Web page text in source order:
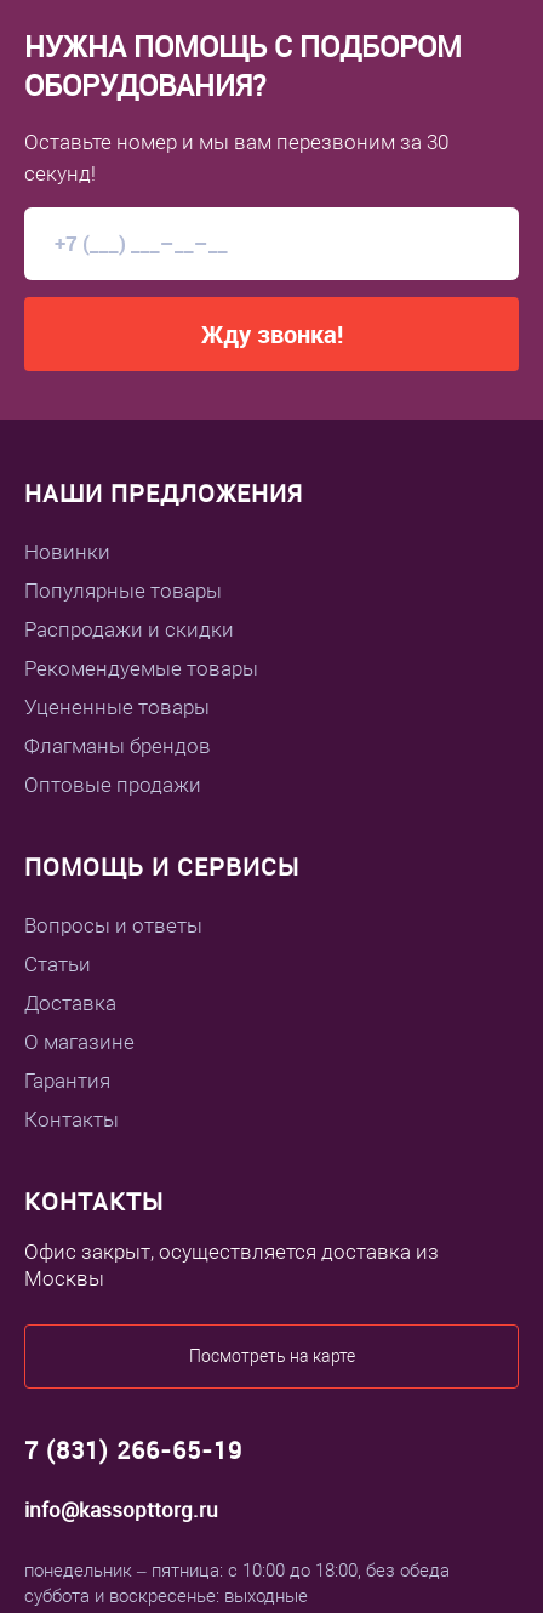
НУЖНА ПОМОЩЬ С ПОДБОРОМ
ОБОРУДОВАНИЯ?
Оставьте номер и мы вам перезвоним за 30
секунд!
Жду звонка!
НАШИ ПРЕДЛОЖЕНИЯ
Новинки
Популярные товары
Распродажи и скидки
Рекомендуемые товары
Уцененные товары
Флагманы брендов
Оптовые продажи
ПОМОЩЬ И СЕРВИСЫ
Вопросы и ответы
Статьи
Доставка
О магазине
Гарантия
Контакты
КОНТАКТЫ
Офис закрыт, осуществляется доставка из
Москвы
Посмотреть на карте
7 (831) 266-65-19
info@kassopttorg.ru
понедельник – пятница: с 10:00 до 18:00, без обеда
суббота и воскресенье: выходные